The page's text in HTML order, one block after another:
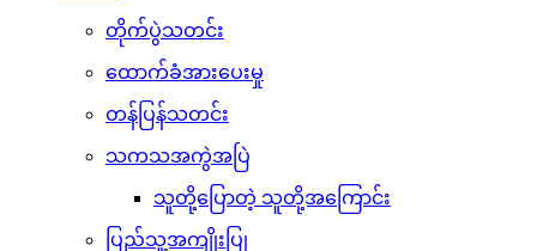
တိုက်ပွဲသတင်း
ထောက်ခံအားပေးမှု
တန်ပြန်သတင်း
သကသအကွဲအပြဲ
သူတို့ပြောတဲ့ သူတို့အကြောင်း
ပြည်သူ့အကျိုးပြု